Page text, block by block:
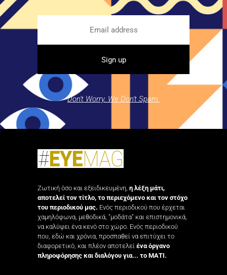
Don't Worry. We Don't Spam.
Ζωτική όσο και εξειδικευμένη, η λέξη μάτι,
αποτελεί τον τίτλο, το περιεχόμενο και τον στόχο
του περιοδικού μας. Ενός περιοδικού που έρχεται
χαμηλόφωνα, μεθοδικά, "μοδάτα" και επιστημονικά,
να καλύψει ένα κενό στο χώρο. Ενός περιοδικού
που, εδώ και χρόνια, προσπαθεί να επιτύχει το
διαφορετικό, και πλέον αποτελεί ένα όργανο
πληροφόρησης και διαλόγου για... το ΜΑΤΙ.